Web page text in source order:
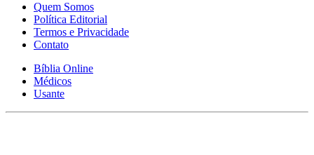
Quem Somos
Política Editorial
Termos e Privacidade
Contato
Bíblia Online
Médicos
Usante